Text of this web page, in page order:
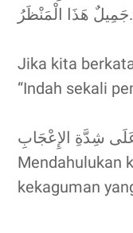
جَمِيلٌ هَذَا الْمَنْظَرُ.
Jika kita
“Indah sekali
Mendahulukan
kekaguman